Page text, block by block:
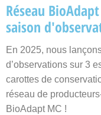
Réseau
saison
En 2025, nous
d’observations sur 3
carottes de
réseau de
BioAdapt MC !